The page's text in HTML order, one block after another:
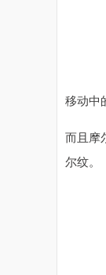
移动中
而且摩
尔纹。